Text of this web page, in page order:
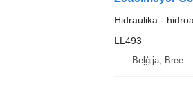
Hidraulika -
LL493
Beļģija, Bree